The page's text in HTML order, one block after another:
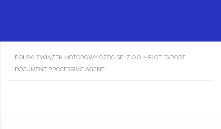
POLSKI ZWIĄZEK MOTOROWY OZDG SP. Z O.O. > FLOT EXPORT
DOCUMENT PROCESSING AGENT